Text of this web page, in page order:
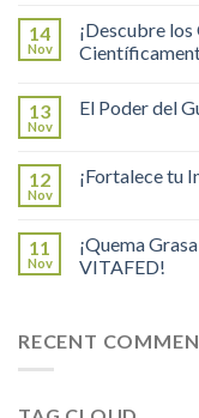
14
Nov
¡Descubre
13
Nov
El Poder del
12
Nov
¡Fortalece tu
11
Nov
¡Quema
VITAFED!
RECENT